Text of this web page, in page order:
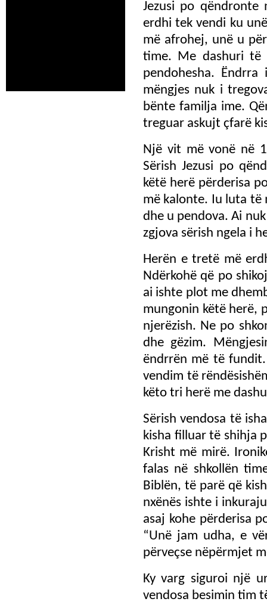
Jezusi po
erdhi tek vendi ku
më afrohej, unë u
time. Me dashuri
pendohesha.
mëngjes nuk i
bënte familja ime.
treguar askujt çfarë
Një vit më vonë në
Sërish Jezusi po
këtë herë përderisa
më kalonte. Iu luta të
dhe u pendova. Ai
zgjova sërish ngela i
Herën e tretë më
Ndërkohë që po
ai ishte plot me
mungonin këtë herë,
njerëzish. Ne po
dhe gëzim.
ëndrrën më të
vendim të
këto tri herë me
Sërish vendosa të
kisha filluar të shihja
Krisht më mirë.
falas në shkollën
Biblën, të parë që
nxënës ishte i
asaj kohe përderisa
“Unë jam udha, e
përveçse nëpërmjet
Ky varg siguroi një
vendosa besimin tim